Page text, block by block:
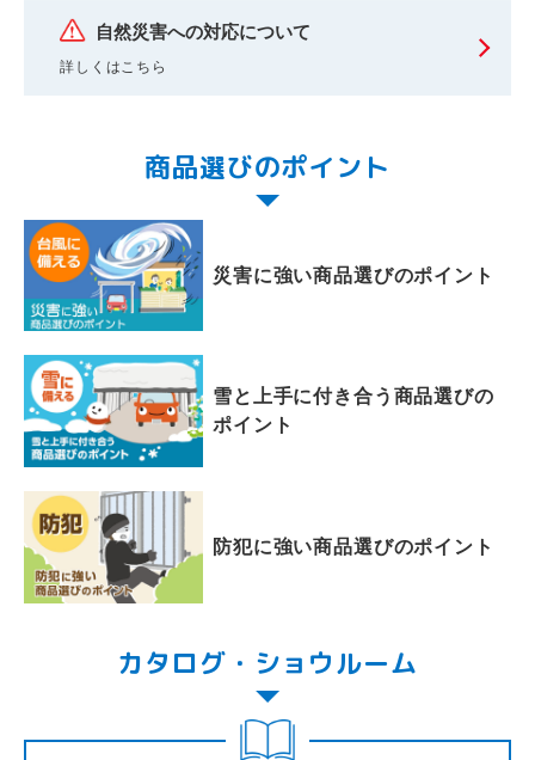
自然災害への対応について
詳しくはこちら
商品選びのポイント
災害に強い商品選びのポイント
雪と上手に付き合う商品選びの
ポイント
防犯に強い商品選びのポイント
カタログ・ショウルーム